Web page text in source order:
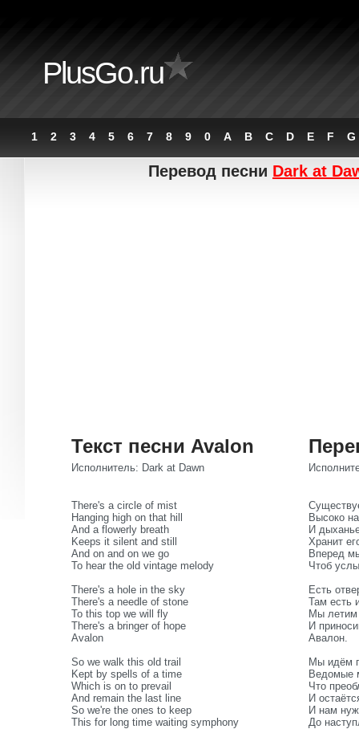
PlusGo.ru
1 2 3 4 5 6 7 8 9 0 A B C D E F G
Перевод песни Dark at
Текст песни Avalon
Исполнитель: Dark at Dawn
There's a circle of mist
Hanging high on that hill
And a flowerly breath
Keeps it silent and still
And on and on we go
To hear the old vintage melody
There's a hole in the sky
There's a needle of stone
To this top we will fly
There's a bringer of hope
Avalon
So we walk this old trail
Kept by spells of a time
Which is on to prevail
And remain the last line
So we're the ones to keep
This for long time waiting symphony
Высоко
И
Хранит
Вперед
Чтоб
Есть
Там есть
Мы летим
И
Авалон.
Мы идём
Ведомые
Что
И
И нам
До